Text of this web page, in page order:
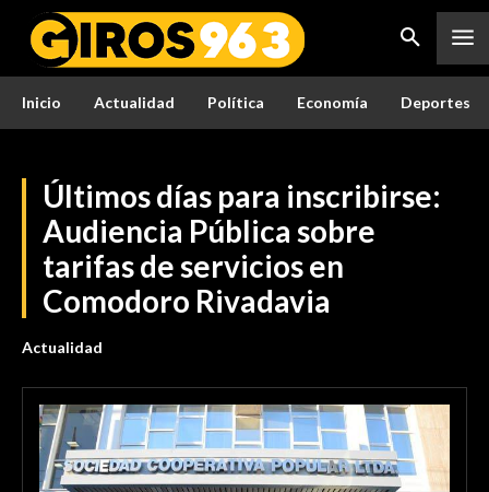
Inicio Actualidad Política Economía Deportes
Últimos días para inscribirse:
Audiencia Pública sobre
tarifas de servicios en
Comodoro Rivadavia
Actualidad